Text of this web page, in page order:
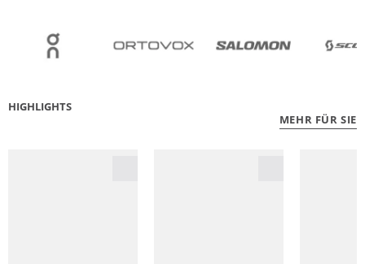
HIGHLIGHTS
MEHR FÜR SIE